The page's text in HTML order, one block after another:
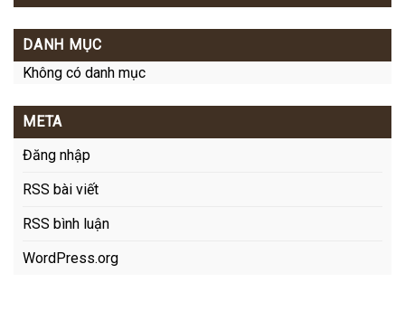
DANH MỤC
Không có danh mục
META
Đăng nhập
RSS bài viết
RSS bình luận
WordPress.org